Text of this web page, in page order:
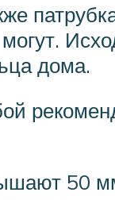
дома.
50